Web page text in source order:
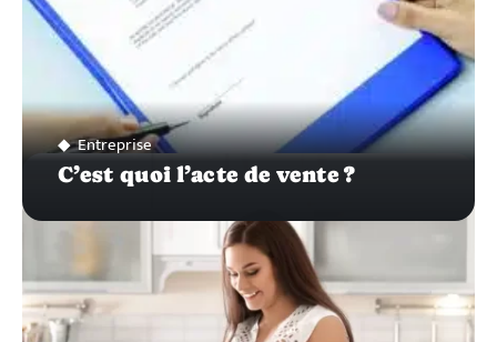
Entreprise
C’est quoi l’acte de vente ?